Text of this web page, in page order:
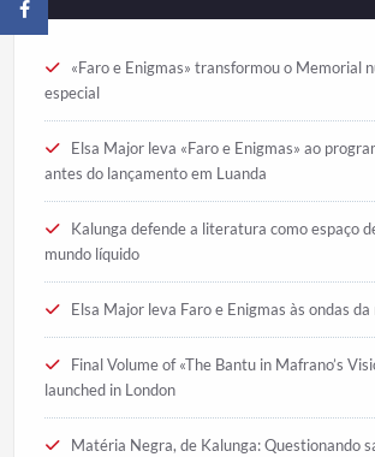
«Faro e Enigmas» transformou o Memorial
especial
Elsa Major leva «Faro e Enigmas» ao
antes do lançamento em Luanda
Kalunga defende a literatura como espaço
mundo líquido
Elsa Major leva Faro e Enigmas às ondas da
Final Volume of «The Bantu in Mafrano’s
launched in London
Matéria Negra, de Kalunga: Questionando